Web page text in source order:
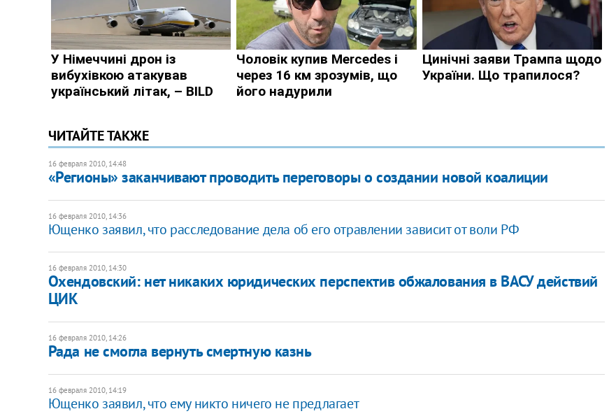
ЧИТАЙТЕ ТАКЖЕ
16 февраля 2010, 14:48
«Регионы» заканчивают проводить переговоры о создании новой коалиции
16 февраля 2010, 14:36
Ющенко заявил, что расследование дела об его отравлении зависит от воли РФ
16 февраля 2010, 14:30
Охендовский: нет никаких юридических перспектив обжалования в ВАСУ действий
ЦИК
16 февраля 2010, 14:26
Рада не смогла вернуть смертную казнь
16 февраля 2010, 14:19
Ющенко заявил, что ему никто ничего не предлагает